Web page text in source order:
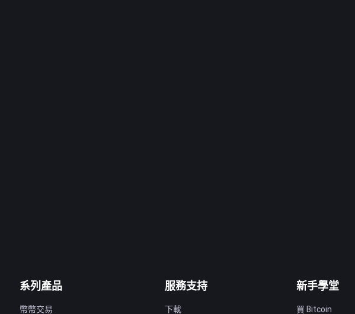
系列產品
幣幣交易
服務支持
下載
新手學堂
買 Bitcoin